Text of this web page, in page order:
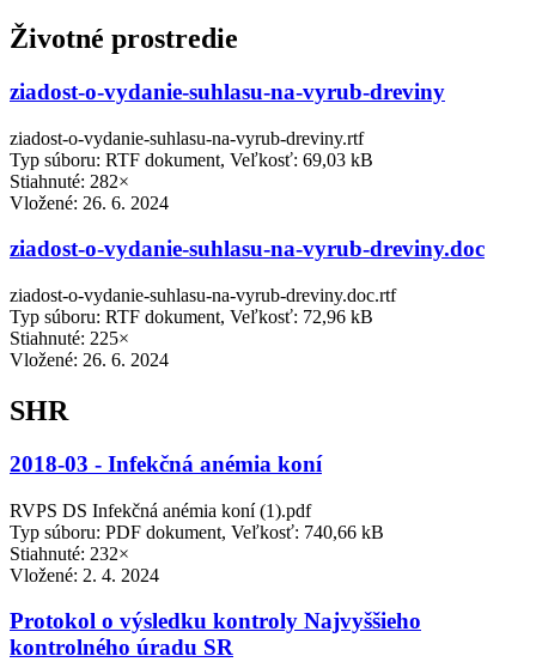
Životné prostredie
ziadost-o-vydanie-suhlasu-na-vyrub-dreviny
ziadost-o-vydanie-suhlasu-na-vyrub-dreviny.rtf
Typ súboru: RTF dokument, Veľkosť: 69,03 kB
Stiahnuté: 282×
Vložené: 26. 6. 2024
ziadost-o-vydanie-suhlasu-na-vyrub-dreviny.doc
ziadost-o-vydanie-suhlasu-na-vyrub-dreviny.doc.rtf
Typ súboru: RTF dokument, Veľkosť: 72,96 kB
Stiahnuté: 225×
Vložené: 26. 6. 2024
SHR
2018-03 - Infekčná anémia koní
RVPS DS Infekčná anémia koní (1).pdf
Typ súboru: PDF dokument, Veľkosť: 740,66 kB
Stiahnuté: 232×
Vložené: 2. 4. 2024
Protokol o výsledku kontroly Najvyššieho
kontrolného úradu SR